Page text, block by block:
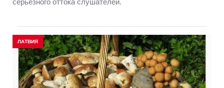
серьёзного оттока слушателей.
ЛАТВИЯ